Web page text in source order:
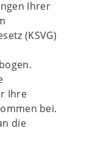
Ihrer
(KSVG)
Ihre
bei.
die